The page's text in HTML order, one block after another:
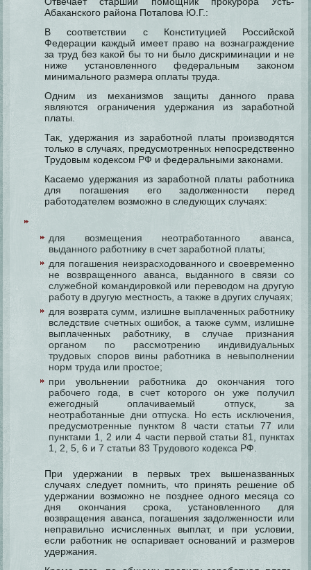
Абаканского района Потапова Ю.Г.:
В соответствии с Конституцией Российской
Федерации каждый имеет право на вознаграждение
за труд без какой бы то ни было дискриминации и не
ниже установленного федеральным законом
минимального размера оплаты труда.
Одним из механизмов защиты данного права
являются ограничения удержания из заработной
платы.
Так, удержания из заработной платы производятся
только в случаях, предусмотренных непосредственно
Трудовым кодексом РФ и федеральными законами.
Касаемо удержания из заработной платы работника
для погашения его задолженности перед
работодателем возможно в следующих случаях:
для возмещения неотработанного аванса,
выданного работнику в счет заработной платы;
для погашения неизрасходованного и своевременно
не возвращенного аванса, выданного в связи со
служебной командировкой или переводом на другую
работу в другую местность, а также в других случаях;
для возврата сумм, излишне выплаченных работнику
вследствие счетных ошибок, а также сумм, излишне
выплаченных работнику, в случае признания
органом по рассмотрению индивидуальных
трудовых споров вины работника в невыполнении
норм труда или простое;
при увольнении работника до окончания того
рабочего года, в счет которого он уже получил
ежегодный оплачиваемый отпуск, за
неотработанные дни отпуска. Но есть исключения,
предусмотренные пунктом 8 части статьи 77 или
пунктами 1, 2 или 4 части первой статьи 81, пунктах
1, 2, 5, 6 и 7 статьи 83 Трудового кодекса РФ.
При удержании в первых трех вышеназванных
случаях следует помнить, что принять решение об
удержании возможно не позднее одного месяца со
дня окончания срока, установленного для
возвращения аванса, погашения задолженности или
неправильно исчисленных выплат, и при условии,
если работник не оспаривает оснований и размеров
удержания.